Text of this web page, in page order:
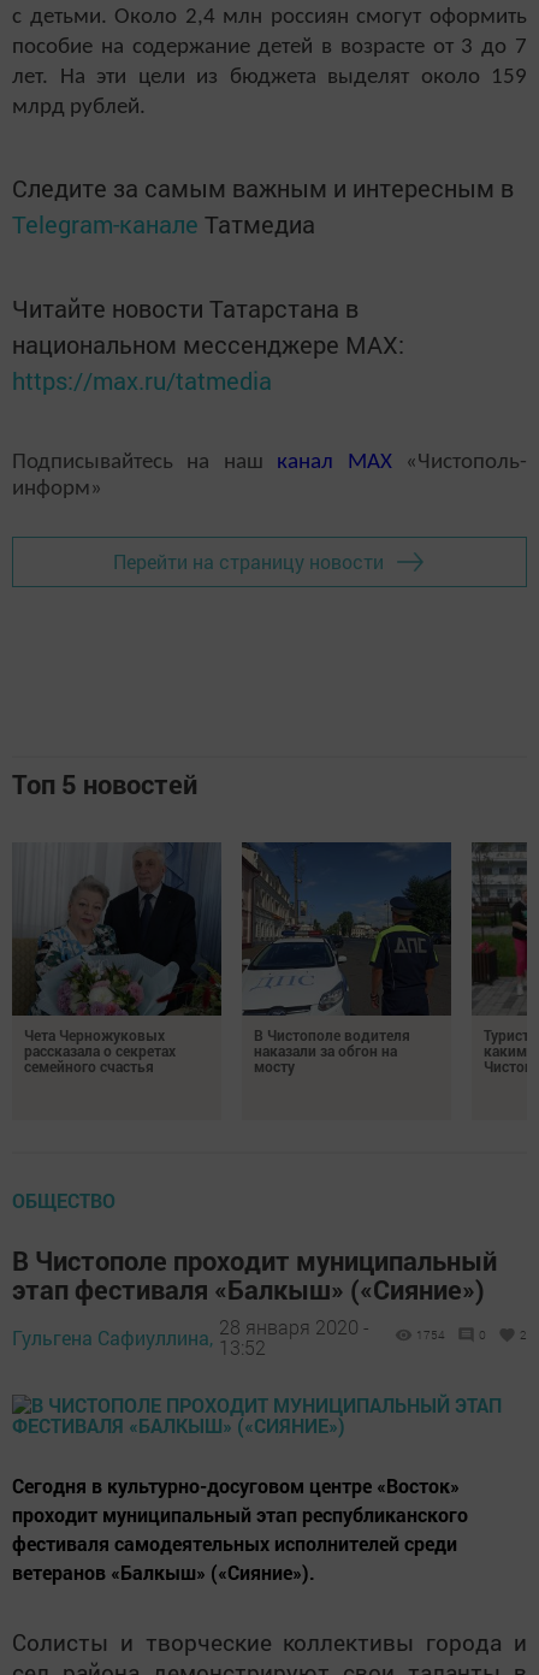
с детьми. Около 2,4 млн россиян смогут оформить
пособие на содержание детей в возрасте от 3 до 7
лет. На эти цели из бюджета выделят около 159
млрд рублей.
Следите за самым важным и интересным в
Telegram-канале Татмедиа
Читайте новости Татарстана в
национальном мессенджере MАХ:
https://max.ru/tatmedia
Подписывайтесь на наш канал MAX«Чистополь-
информ»
Перейти на страницу новости
Топ 5 новостей
Чета Черножуковых
рассказала о секретах
семейного счастья
В Чистополе водителя
наказали за обгон на
мосту
каким
ОБЩЕСТВО
В Чистополе проходит муниципальный
этап фестиваля «Балкыш» («Сияние»)
Гульгена Сафиуллина, 28 января 2020 -
13:52
1754 0 2
Сегодня в культурно-досуговом центре «Восток»
проходит муниципальный этап республиканского
фестиваля самодеятельных исполнителей среди
ветеранов «Балкыш» («Сияние»).
Солисты и творческие коллективы города и